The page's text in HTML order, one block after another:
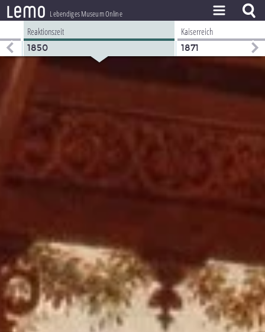
lemo Lebendiges Museum Online
ZEITSTRAHL
THEMEN
Reaktionszeit
1850
Kaiserreich
1871